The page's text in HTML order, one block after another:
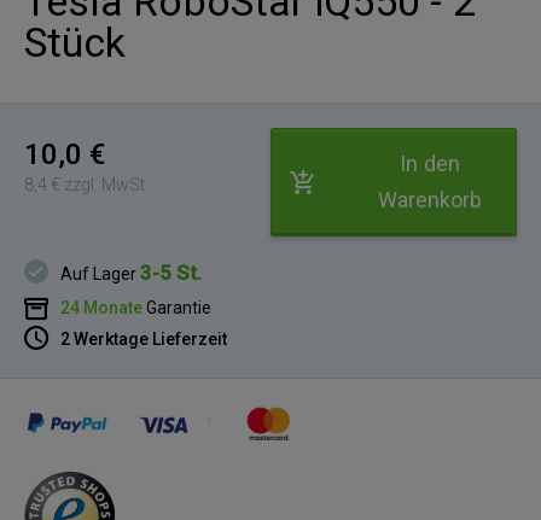
Stück
10,0 €
8,4 € zzgl. MwSt.
In den
Warenkorb
Auf Lager3-5 St.
24 MonateGarantie
2 Werktage Lieferzeit